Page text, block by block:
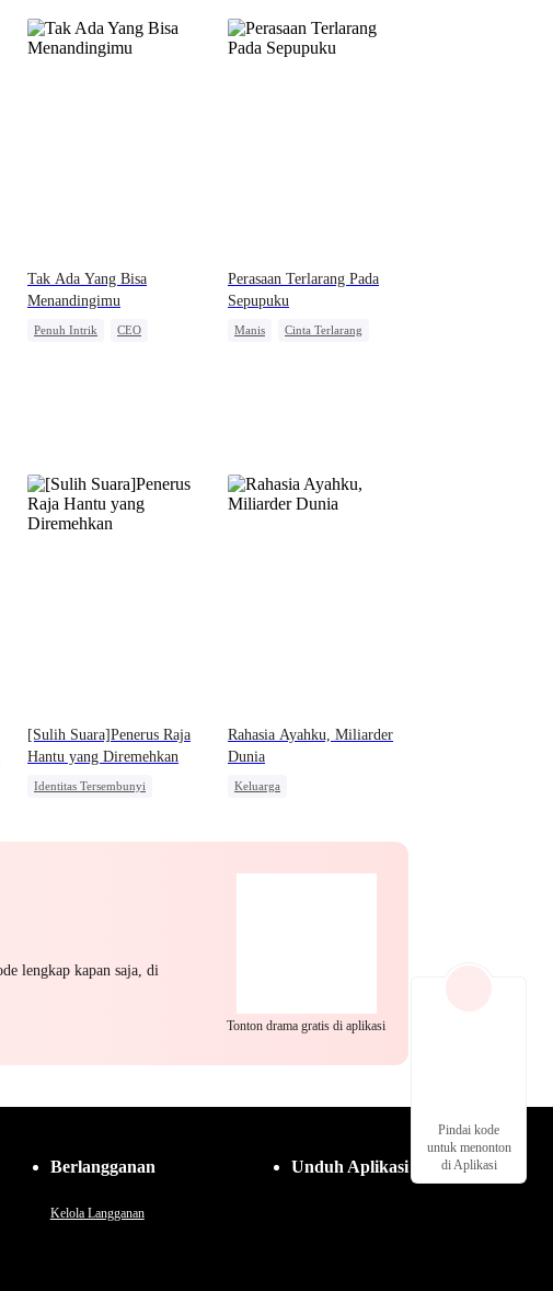
Tak Ada Yang Bisa
Menandingimu
Penuh Intrik
CEO
Perasaan Terlarang Pada
Sepupuku
Manis
Cinta Terlarang
[Sulih Suara]Penerus Raja
Hantu yang Diremehkan
Identitas Tersembunyi
Rahasia Ayahku, Miliarder
Dunia
Keluarga
lengkap kapan saja, di
Tonton drama gratis di aplikasi
Berlangganan
Kelola Langganan
Unduh Aplikasi
Pindai kode
untuk menonton
di Aplikasi